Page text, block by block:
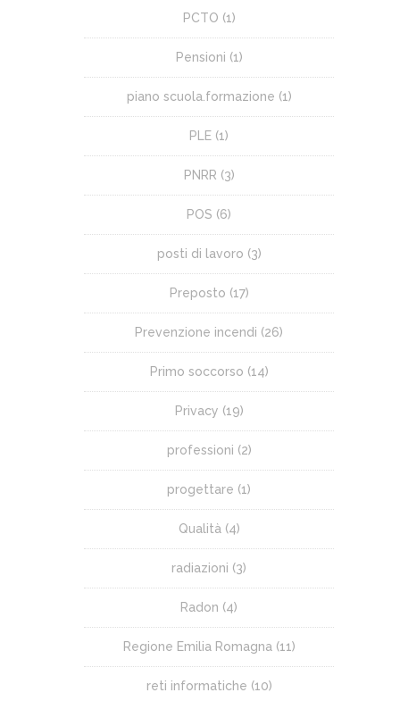
PCTO (1)
Pensioni (1)
piano scuola.formazione (1)
PLE (1)
PNRR (3)
POS (6)
posti di lavoro (3)
Preposto (17)
Prevenzione incendi (26)
Primo soccorso (14)
Privacy (19)
professioni (2)
progettare (1)
Qualità (4)
radiazioni (3)
Radon (4)
Regione Emilia Romagna (11)
reti informatiche (10)